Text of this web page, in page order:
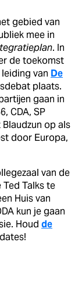
gebied van
mee in
. In
de toekomst
van De
plaats.
gaan in
CDA, SP
op als
door Europa,
van de
Talks te
Huis van
kun je gaan
Houd de